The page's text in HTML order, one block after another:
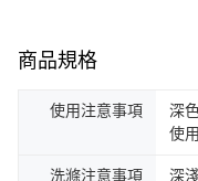
商品規格
使用注意事項
深
使
洗滌注意事項
深